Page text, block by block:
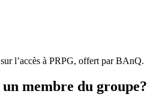
l’accès à PRPG, offert par BAnQ.
membre du groupe?